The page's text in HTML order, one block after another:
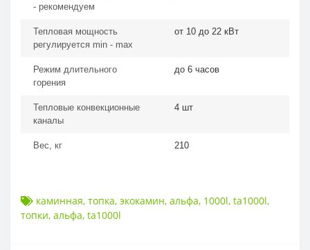
- рекомендуем
Тепловая мощность
регулируется min - max
от 10 до 22 кВт
Режим длительного
горения
до 6 часов
Тепловые конвекционные
каналы
4 шт
Вес, кг 210
каминная, топка, экокамин, альфа, 1000l, ta1000l,
топки, альфа, ta1000l